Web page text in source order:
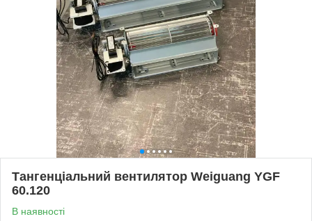
Тангенціальний вентилятор Weiguang YGF
60.120
В наявності